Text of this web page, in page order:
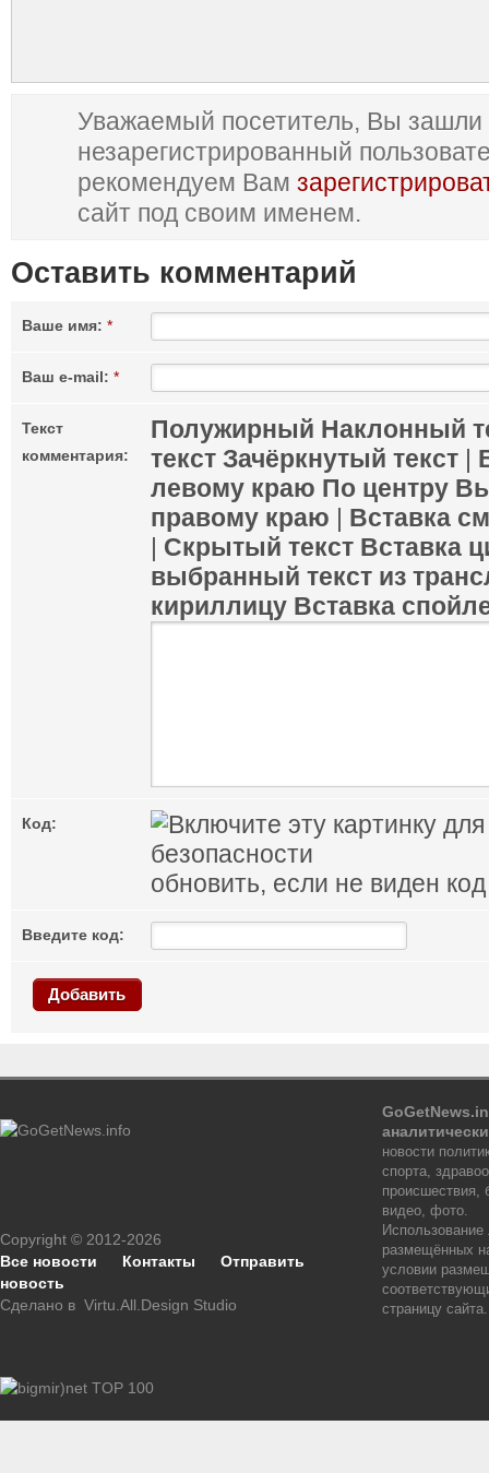
Уважаемый посетитель, Вы зашли
незарегистрированный
рекомендуем Вам
сайт под своим именем.
Оставить комментарий
Ваше имя: *
Ваш e-mail: *
Текст
комментария:
Полужирный Наклонный
текст Зачёркнутый текст |
левому краю По центру
правому краю | Вставка
| Скрытый текст Вставка
выбранный текст из
кириллицу Вставка
Код:
обновить, если не виден код
Введите код:
Добавить
Copyright © 2012-2026
Все новости
Контакты
Отправить
новость
Сделано в Virtu.All.Design Studio
новости
спорта,
происшествия,
видео, фото.
размещённых
условии
страницу сайта.